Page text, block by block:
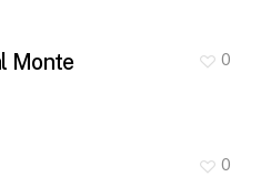
Monte
0
0